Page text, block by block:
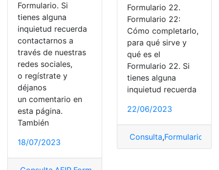
Formulario. Si
tienes alguna
inquietud recuerda
contactarnos a
través de nuestras
redes sociales,
o regístrate y
déjanos
un comentario en
esta página.
También
18/07/2023
Formulario 22.
Formulario 22:
Cómo completarlo,
para qué sirve y
qué es el
Formulario 22. Si
tienes alguna
inquietud recuerda
22/06/2023
Consulta,Formulario